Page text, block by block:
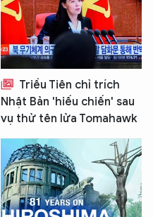
Triều Tiên chỉ trích
Nhật Bản 'hiếu chiến' sau
vụ thử tên lửa Tomahawk